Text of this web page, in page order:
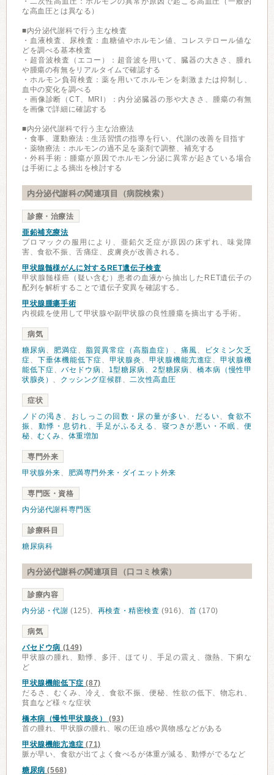
な高血圧とは異なる）
■内分泌代謝科で行う主な検査
・血液検査、尿検査：血糖値やホルモン値、コレステロール値な
どを調べる基本検査
・超音波検査（エコー）：超音波を用いて、臓器の大きさ、腫れ
や腫瘍の有無をリアルタイムで確認する
・ホルモン負荷検査：薬を用いてホルモンを刺激または抑制し、
血中の変化を調べる
・画像診断（CT、MRI）：内分泌臓器の形や大きさ、腫瘍の有無
を画像で詳細に確認する
■内分泌代謝科で行う主な治療法
・食事、運動療法：生活習慣の指導を行い、代謝の改善を目指す
・薬物療法：ホルモンの過不足を薬剤で調整、補充する
・外科手術：腫瘍が原因でホルモン分泌に異常が起きている場合
は手術による摘出を検討する
内分泌代謝科の関連項目（病院検索）
診療・治療法
亜鉛補充療法
プロマックの服用により、亜鉛欠乏症が原因の床ずれ、味覚障
害、食欲不振、舌痛症、皮膚炎が改善される。
甲状腺髄様がんに対するRET遺伝子検査
甲状腺髄様癌（疑い含む）患者の血液から抽出したRET遺伝子の
配列を解析することで遺伝子変異を確認する。
甲状腺腫瘍手術
内視鏡を使用して甲状腺や副甲状腺の良性腫瘍を摘出する手術。
病気
糖尿病、 肥満症、 脂質異常症（高脂血症） 、 痛風、
ビタミン欠乏
症、 下垂体機能低下症、 甲状腺炎 、 甲状腺機能亢進症、甲状腺機
能低下症、バセドウ病、 1型糖尿病、 2型糖尿病、橋本病（慢性甲
状腺炎） 、 クッシング症候群、二次性高血圧
症状
ノドの渇き 、 おしっこの回数・尿の量が多い、 だるい、食欲不
振 、 動悸・息切れ 、手足がふるえる 、 寝つきが悪い・不眠 、便
秘、むくみ、 体重増加
専門外来
甲状腺外来、 肥満専門外来・ダイエット外来
専門医・資格
内分泌代謝科専門医
診療科目
糖尿病科
内分泌代謝科の関連項目（口コミ検索）
診療内容
内分泌・代謝 (125)、 再検査・精密検査 (916)、 首 (170)
病気
バセドウ病 (149)
甲状腺の腫れ、動悸、多汗、ほてり、手足の震え、微熱、下痢な
ど
甲状腺機能低下症 (87)
だるさ、むくみ、冷え、食欲不振、便秘、性欲の低下、物忘れ、
貧血など様々な症状
橋本病（慢性甲状腺炎）
(93)
首の腫れ、甲状腺の腫れ、喉の圧迫感や異物感などがある
甲状腺機能亢進症 (71)
脈が早い、食欲が出てよく食べるが体重が減る、動悸がでるなど
糖尿病 (568)